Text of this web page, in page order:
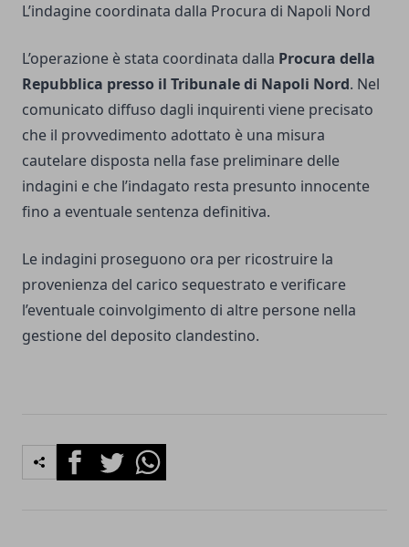
L’indagine coordinata dalla Procura di Napoli Nord
L’operazione è stata coordinata dalla Procura della
Repubblica presso il Tribunale di Napoli Nord. Nel
comunicato diffuso dagli inquirenti viene precisato
che il provvedimento adottato è una misura
cautelare disposta nella fase preliminare delle
indagini e che l’indagato resta presunto innocente
fino a eventuale sentenza definitiva.
Le indagini proseguono ora per ricostruire la
provenienza del carico sequestrato e verificare
l’eventuale coinvolgimento di altre persone nella
gestione del deposito clandestino.
FacebookTwitterWhatsapp